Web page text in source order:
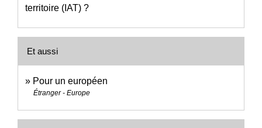
territoire (IAT) ?
Et aussi
Pour un européen
Étranger - Europe